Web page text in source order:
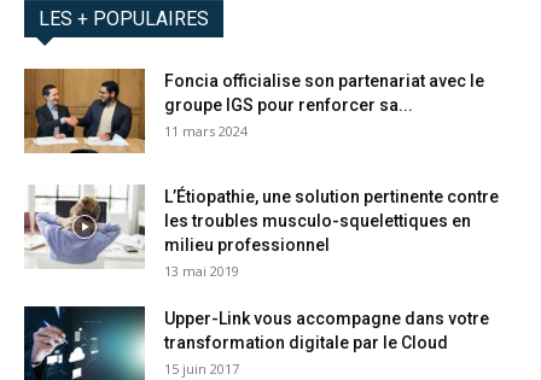
LES + POPULAIRES
Foncia officialise son partenariat avec le
groupe IGS pour renforcer sa...
11 mars 2024
L’Étiopathie, une solution pertinente contre
les troubles musculo-squelettiques en
milieu professionnel
13 mai 2019
Upper-Link vous accompagne dans votre
transformation digitale par le Cloud
15 juin 2017